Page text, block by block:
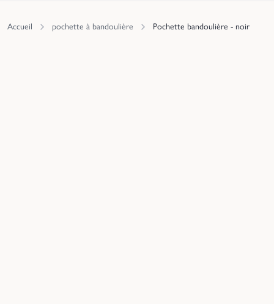
Accueil pochette à bandoulière Pochette bandoulière - noir